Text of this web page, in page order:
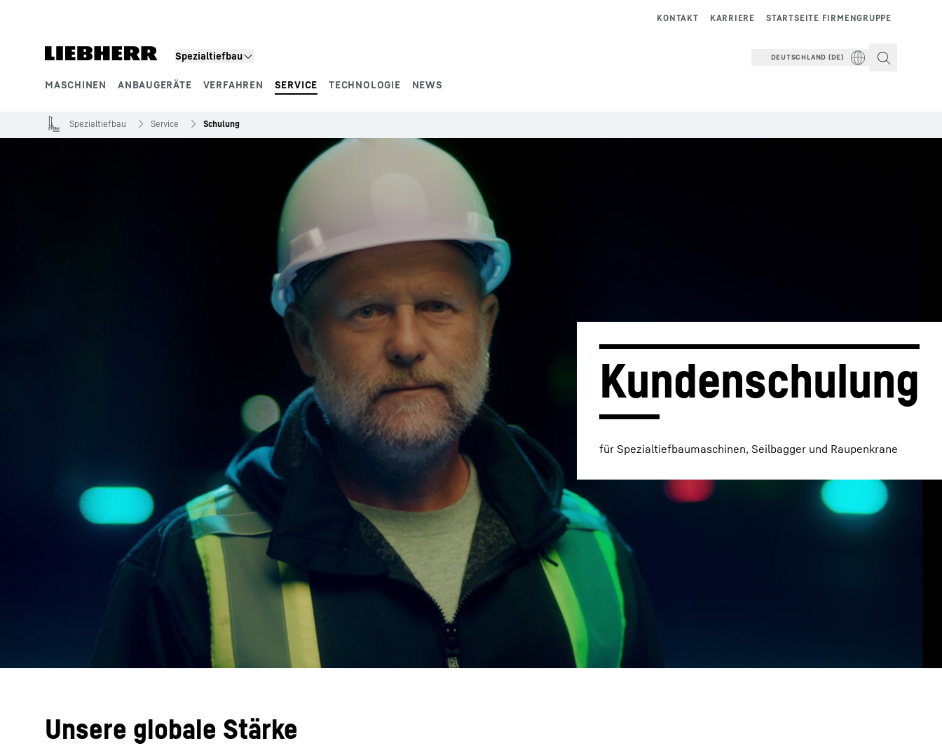
Spezialtiefbau
MASCHINEN ANBAUGERÄTE VERFAHREN SERVICE TECHNOLOGIE NEWS
STARTSEITE FIRMENGRUPPE
KARRIERE
KONTAKT
DEUTSCHLAND (DE)
Karriere bei Liebherr
Spezialtiefbau Service Schulung
Kundenschulung
für Spezialtiefbaumaschinen, Seilbagger und Raupenkrane
Unsere globale Stärke